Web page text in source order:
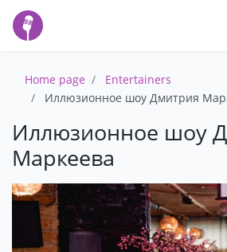
Home page
Entertainers
Иллюзионное шоу Дмитрия
Иллюзионное шоу
Маркеева